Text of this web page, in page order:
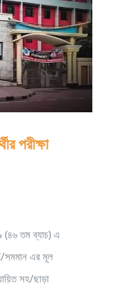
নিয়ম
২০২২-২৩
বাতিল হয়ে যায়
পরীক্ষা
(৪৬ তম ব্যাচ) এ
সমমান এর মূল
সহ/ছাড়া